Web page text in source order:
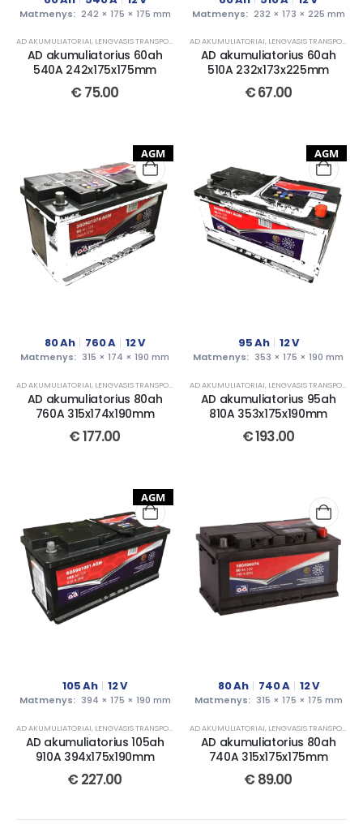
Matmenys: 242 × 175 × 175 mm
AD AKUMULIATORIAI, LENGVASIS TRANSPORTAS
AD akumuliatorius 60ah
540A 242x175x175mm
€ 75.00
Matmenys: 232 × 173 × 225 mm
AD AKUMULIATORIAI, LENGVASIS TRANSPORTAS
AD akumuliatorius 60ah
510A 232x173x225mm
€67.00
AGM
80Ah 760A 12V
Matmenys: 315 × 174 × 190 mm
AD AKUMULIATORIAI, LENGVASIS TRANSPORTAS
AD akumuliatorius 80ah
760A 315x174x190mm
€177.00
AGM
95Ah 12V
Matmenys: 353 × 175 × 190 mm
AD AKUMULIATORIAI, LENGVASIS TRANSPORTAS
AD akumuliatorius 95ah
810A 353x175x190mm
€193.00
AGM
105Ah 12V
Matmenys: 394 × 175 × 190 mm
AD AKUMULIATORIAI, LENGVASIS TRANSPORTAS
AD akumuliatorius 105ah
910A 394x175x190mm
€ 227.00
80Ah 740A 12V
Matmenys: 315 × 175 × 175 mm
AD AKUMULIATORIAI, LENGVASIS TRANSPORTAS
AD akumuliatorius 80ah
740A 315x175x175mm
€ 89.00